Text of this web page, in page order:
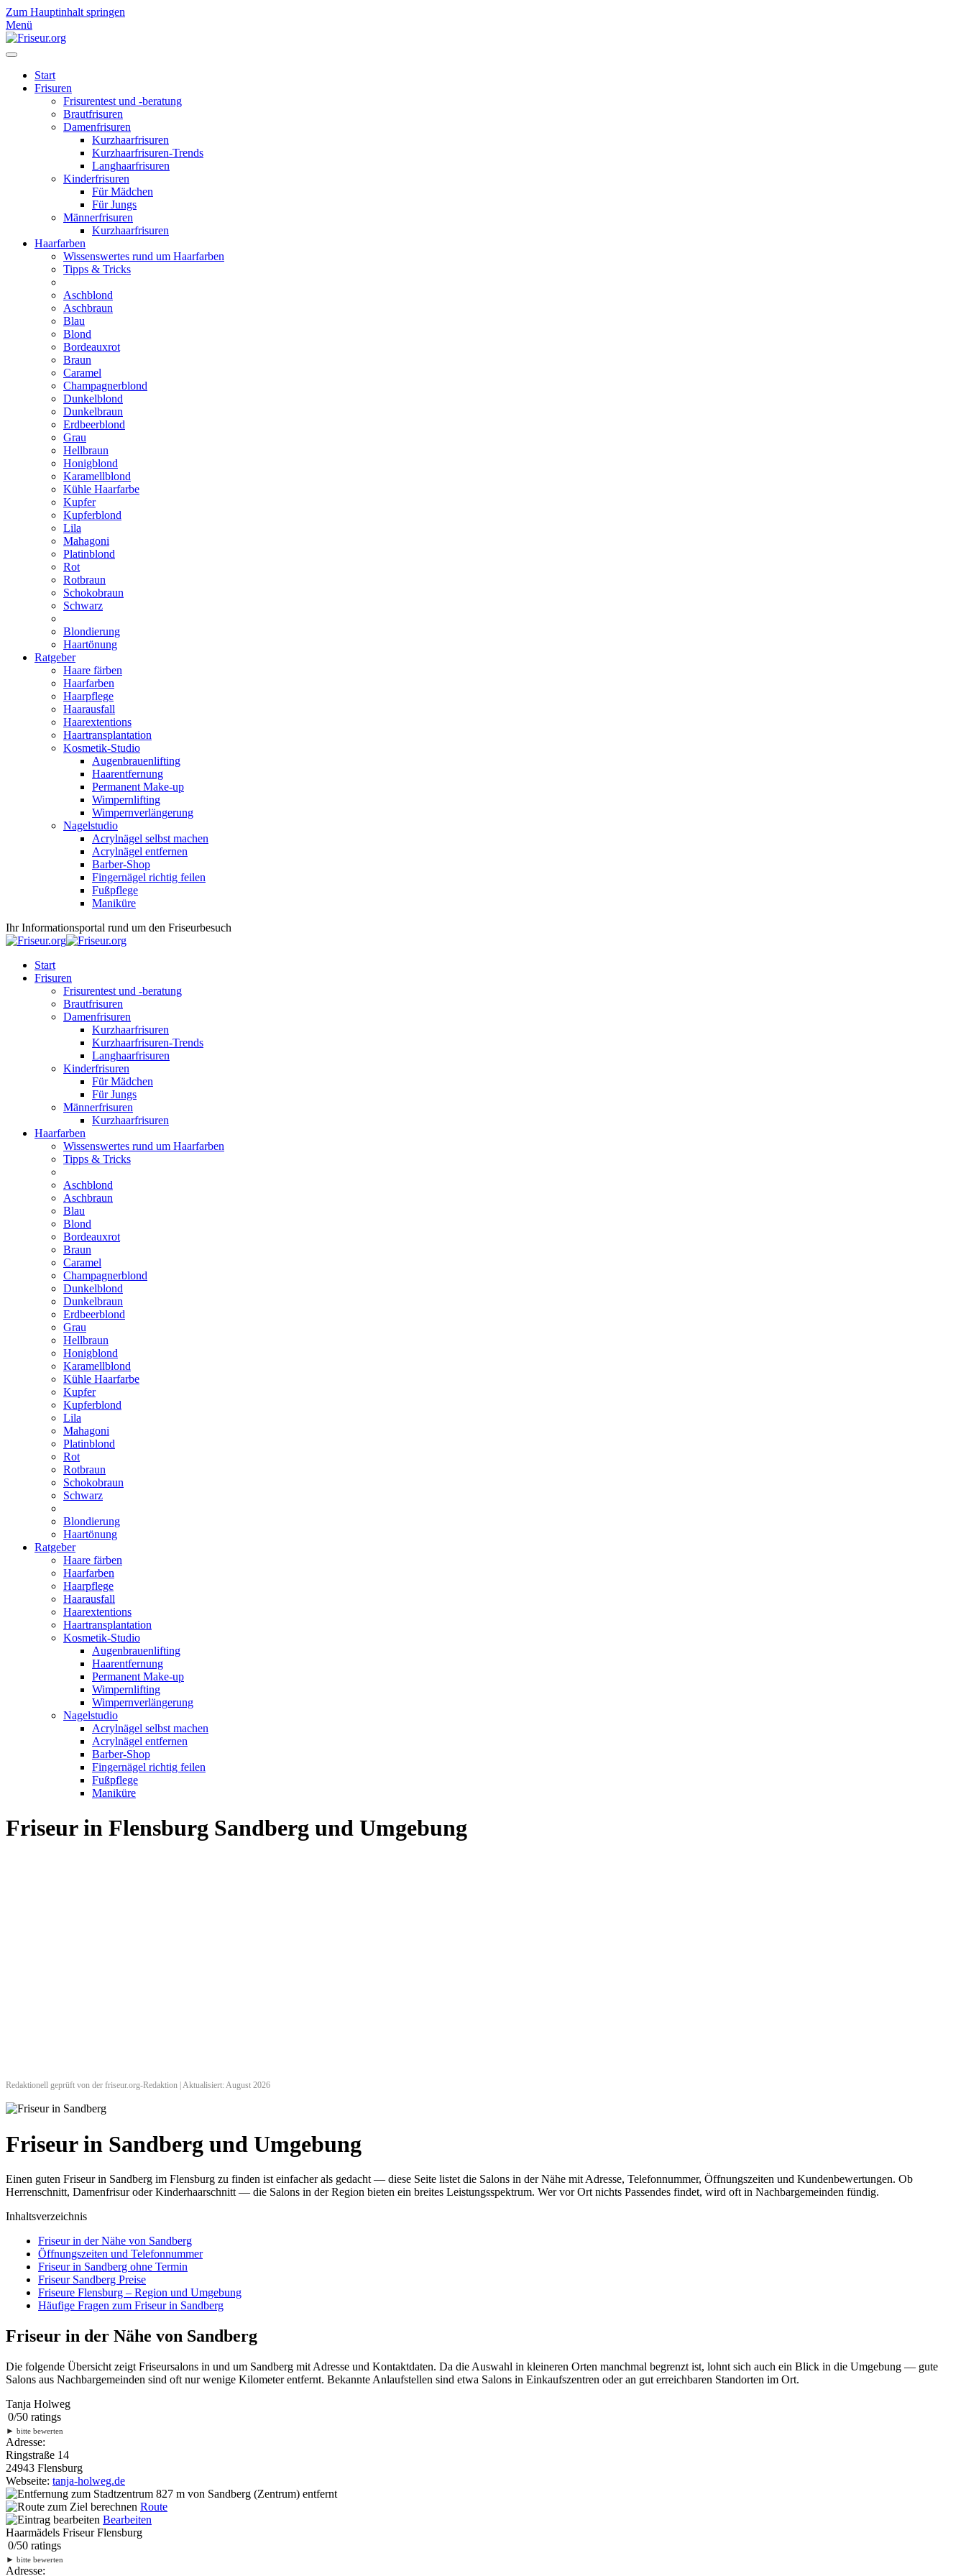
Zum Hauptinhalt springen
Menü
Start
Frisuren
Frisurentest und -beratung
Brautfrisuren
Damenfrisuren
Kurzhaarfrisuren
Kurzhaarfrisuren-Trends
Langhaarfrisuren
Kinderfrisuren
Für Mädchen
Für Jungs
Männerfrisuren
Kurzhaarfrisuren
Haarfarben
Wissenswertes rund um Haarfarben
Tipps & Tricks
Aschblond
Aschbraun
Blau
Blond
Bordeauxrot
Braun
Caramel
Champagnerblond
Dunkelblond
Dunkelbraun
Erdbeerblond
Grau
Hellbraun
Honigblond
Karamellblond
Kühle Haarfarbe
Kupfer
Kupferblond
Lila
Mahagoni
Platinblond
Rot
Rotbraun
Schokobraun
Schwarz
Blondierung
Haartönung
Ratgeber
Haare färben
Haarfarben
Haarpflege
Haarausfall
Haarextentions
Haartransplantation
Kosmetik-Studio
Augenbrauenlifting
Haarentfernung
Permanent Make-up
Wimpernlifting
Wimpernverlängerung
Nagelstudio
Acrylnägel selbst machen
Acrylnägel entfernen
Barber-Shop
Fingernägel richtig feilen
Fußpflege
Maniküre
Ihr Informationsportal rund um den Friseurbesuch
Start
Frisuren
Frisurentest und -beratung
Brautfrisuren
Damenfrisuren
Kurzhaarfrisuren
Kurzhaarfrisuren-Trends
Langhaarfrisuren
Kinderfrisuren
Für Mädchen
Für Jungs
Männerfrisuren
Kurzhaarfrisuren
Haarfarben
Wissenswertes rund um Haarfarben
Tipps & Tricks
Aschblond
Aschbraun
Blau
Blond
Bordeauxrot
Braun
Caramel
Champagnerblond
Dunkelblond
Dunkelbraun
Erdbeerblond
Grau
Hellbraun
Honigblond
Karamellblond
Kühle Haarfarbe
Kupfer
Kupferblond
Lila
Mahagoni
Platinblond
Rot
Rotbraun
Schokobraun
Schwarz
Blondierung
Haartönung
Ratgeber
Haare färben
Haarfarben
Haarpflege
Haarausfall
Haarextentions
Haartransplantation
Kosmetik-Studio
Augenbrauenlifting
Haarentfernung
Permanent Make-up
Wimpernlifting
Wimpernverlängerung
Nagelstudio
Acrylnägel selbst machen
Acrylnägel entfernen
Barber-Shop
Fingernägel richtig feilen
Fußpflege
Maniküre
Friseur in Flensburg Sandberg und Umgebung
Redaktionell geprüft von der friseur.org-Redaktion | Aktualisiert: August 2026
Friseur in Sandberg und Umgebung
Einen guten Friseur in Sandberg im Flensburg zu finden ist einfacher als gedacht — diese Seite listet die Salons in der Nähe mit Adresse, Telefonnummer, Öffnungszeiten und Kundenbewertungen. Ob
Herrenschnitt, Damenfrisur oder Kinderhaarschnitt — die Salons in der Region bieten ein breites Leistungsspektrum. Wer vor Ort nichts Passendes findet, wird oft in Nachbargemeinden fündig.
Inhaltsverzeichnis
Friseur in der Nähe von Sandberg
Öffnungszeiten und Telefonnummer
Friseur in Sandberg ohne Termin
Friseur Sandberg Preise
Friseure Flensburg – Region und Umgebung
Häufige Fragen zum Friseur in Sandberg
Friseur in der Nähe von Sandberg
Die folgende Übersicht zeigt Friseursalons in und um Sandberg mit Adresse und Kontaktdaten. Da die Auswahl in kleineren Orten manchmal begrenzt ist, lohnt sich auch ein Blick in die Umgebung — gute
Salons aus Nachbargemeinden sind oft nur wenige Kilometer entfernt. Bekannte Anlaufstellen sind etwa Salons in Einkaufszentren oder an gut erreichbaren Standorten im Ort.
Tanja Holweg
0/50 ratings
► bitte bewerten
Adresse:
Ringstraße 14
24943 Flensburg
Webseite: tanja-holweg.de
827 m von Sandberg (Zentrum) entfernt
Route
Bearbeiten
Haarmädels Friseur Flensburg
0/50 ratings
► bitte bewerten
Adresse: